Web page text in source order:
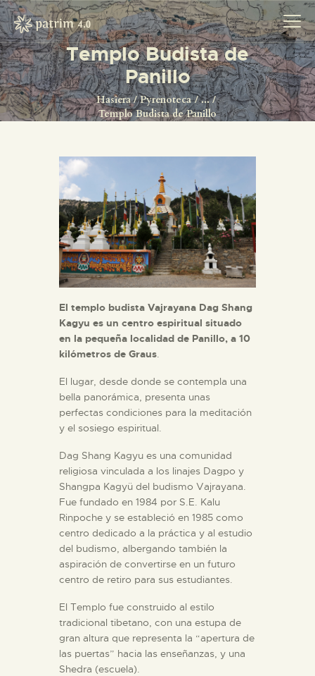
Templo Budista de
Panillo
Hasiera Pyrenoteca
...
Templo Budista de Panillo
HASIERA
SAREA
KONTAKTUA
El templo budista Vajrayana Dag Shang
Kagyu es un centro espiritual situado
en la pequeña localidad de Panillo, a 10
kilómetros de Graus.
El lugar, desde donde se contempla una
bella panorámica, presenta unas
perfectas condiciones para la meditación
y el sosiego espiritual.
Dag Shang Kagyu es una comunidad
religiosa vinculada a los linajes Dagpo y
Shangpa Kagyü del budismo Vajrayana.
Fue fundado en 1984 por S.E. Kalu
Rinpoche y se estableció en 1985 como
centro dedicado a la práctica y al estudio
del budismo, albergando también la
aspiración de convertirse en un futuro
centro de retiro para sus estudiantes.
El Templo fue construido al estilo
tradicional tibetano, con una estupa de
gran altura que representa la “apertura de
las puertas” hacia las enseñanzas, y una
Shedra (escuela).